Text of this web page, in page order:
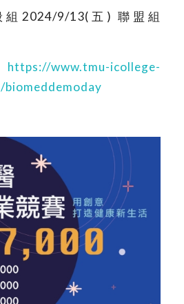
2024/9/13(五) 聯盟組
https://www.tmu-icollege-
biomeddemoday